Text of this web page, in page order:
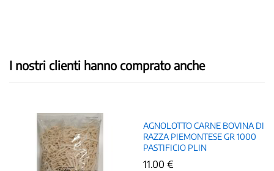
I nostri clienti hanno comprato anche
AGNOLOTTO CARNE BOVINA DI
RAZZA PIEMONTESE GR 1000
PASTIFICIO PLIN
11.00 €